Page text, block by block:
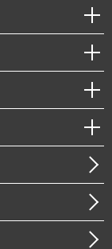
（政策）